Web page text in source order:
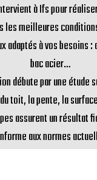
à Ifs pour
les meilleures
adaptés à vos besoins
bac acier…
débute par une étude
toit, la pente, la
assurent un résultat
aux normes